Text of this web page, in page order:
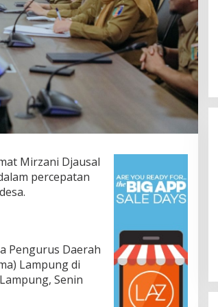
Mirzani Djausal
percepatan
Pengurus Daerah
Lampung di
Senin
Ke-1 Kodam XXI/Radin Inten
| 5 Agustus 2026